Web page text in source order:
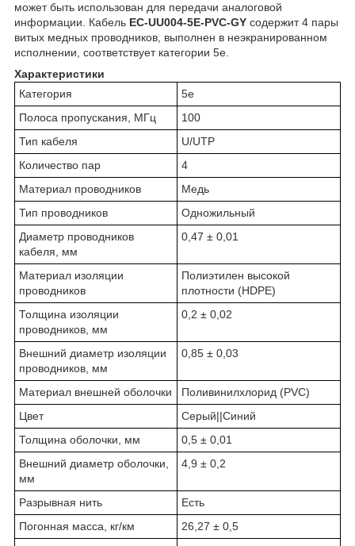
может быть использован для передачи аналоговой
информации. Кабель EC-UU004-5E-PVC-GY содержит 4 пары
витых медных проводников, выполнен в неэкранированном
исполнении, соответствует категории 5e.
Характеристики
Категория
5е
Полоса пропускания, МГц
100
Тип кабеля
U/UTP
Количество пар
4
Материал проводников
Медь
Тип проводников
Одножильный
Диаметр проводников
кабеля, мм
0,47 ± 0,01
Материал изоляции
проводников
Полиэтилен высокой
плотности (HDPE)
Толщина изоляции
проводников, мм
0,2 ± 0,02
Внешний диаметр изоляции
проводников, мм
0,85 ± 0,03
Материал внешней оболочки
Поливинилхлорид (PVC)
Цвет
Серый||Синий
Толщина оболочки, мм
0,5 ± 0,01
Внешний диаметр оболочки,
мм
4,9 ± 0,2
Разрывная нить
Есть
Погонная масса, кг/км
26,27 ± 0,5